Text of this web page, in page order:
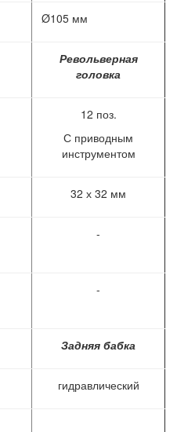
Ø105 мм
Револьверная
головка
12 поз.
С приводным
инструментом
32 х 32 мм
-
-
Задняя бабка
гидравлический